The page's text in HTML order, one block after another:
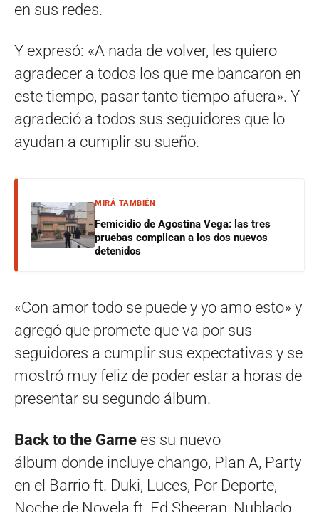
en sus redes.
Y expresó: «A nada de volver, les quiero
agradecer a todos los que me bancaron en
este tiempo, pasar tanto tiempo afuera». Y
agradeció a todos sus seguidores que lo
ayudan a cumplir su sueño.
MIRÁ TAMBIÉN
Femicidio de Agostina Vega: las tres
pruebas complican a los dos nuevos
detenidos
«Con amor todo se puede y yo amo esto» y
agregó que promete que va por sus
seguidores a cumplir sus expectativas y se
mostró muy feliz de poder estar a horas de
presentar su segundo álbum.
Back to the Game es su nuevo
álbum donde incluye chango, Plan A, Party
en el Barrio ft. Duki, Luces, Por Deporte,
Noche de Novela ft. Ed Sheeran, Nublado